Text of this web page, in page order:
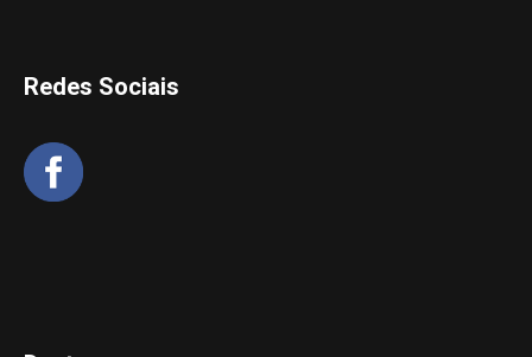
Redes Sociais